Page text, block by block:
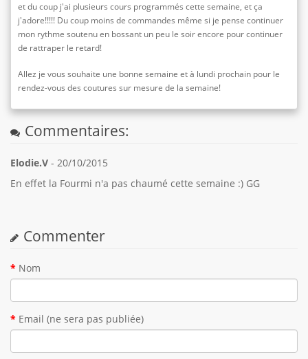
et du coup j'ai plusieurs cours programmés cette semaine, et ça
j'adore!!!!! Du coup moins de commandes même si je pense continuer
mon rythme soutenu en bossant un peu le soir encore pour continuer
de rattraper le retard!
Allez je vous souhaite une bonne semaine et à lundi prochain pour le
rendez-vous des coutures sur mesure de la semaine!
Commentaires:
Elodie.V - 20/10/2015
En effet la Fourmi n'a pas chaumé cette semaine :) GG
Commenter
Nom
Email (ne sera pas publiée)